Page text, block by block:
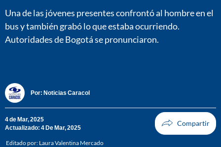
Una de las jóvenes presentes confrontó al hombre en el
bus y también grabó lo que estaba ocurriendo.
Autoridades de Bogotá se pronunciaron.
Por: Noticias Caracol
4 de Mar, 2025
Actualizado: 4 De Mar, 2025
Editado por: Laura Valentina Mercado